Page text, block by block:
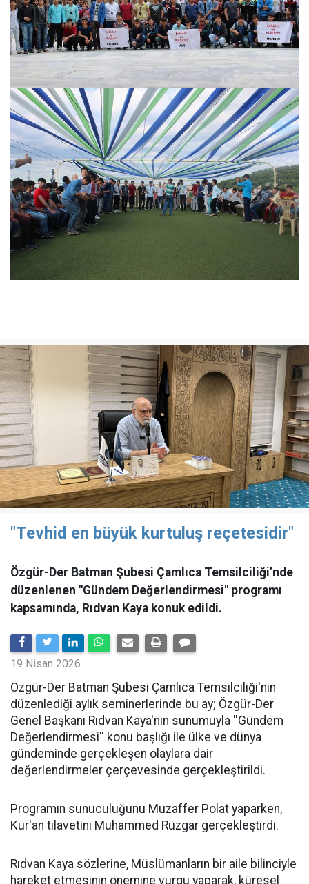
"Tevhid en büyük kurtuluş reçetesidir"
Özgür-Der Batman Şubesi Çamlıca Temsilciliği’nde
düzenlenen "Gündem Değerlendirmesi" programı
kapsamında, Rıdvan Kaya konuk edildi.
19 Nisan 2026
​Özgür-Der Batman Şubesi Çamlıca Temsilciliği'nin
düzenlediği aylık seminerlerinde bu ay; Özgür-Der
Genel Başkanı Rıdvan Kaya'nın sunumuyla ''Gündem
Değerlendirmesi'' konu başlığı ile ülke ve dünya
gündeminde gerçekleşen olaylara dair
değerlendirmeler çerçevesinde gerçekleştirildi.
Programın sunuculuğunu Muzaffer Polat yaparken,
Kur'an tilavetini Muhammed Rüzgar gerçekleştirdi.
Rıdvan Kaya sözlerine, Müslümanların bir aile bilinciyle
hareket etmesinin önemine vurgu yaparak, küresel